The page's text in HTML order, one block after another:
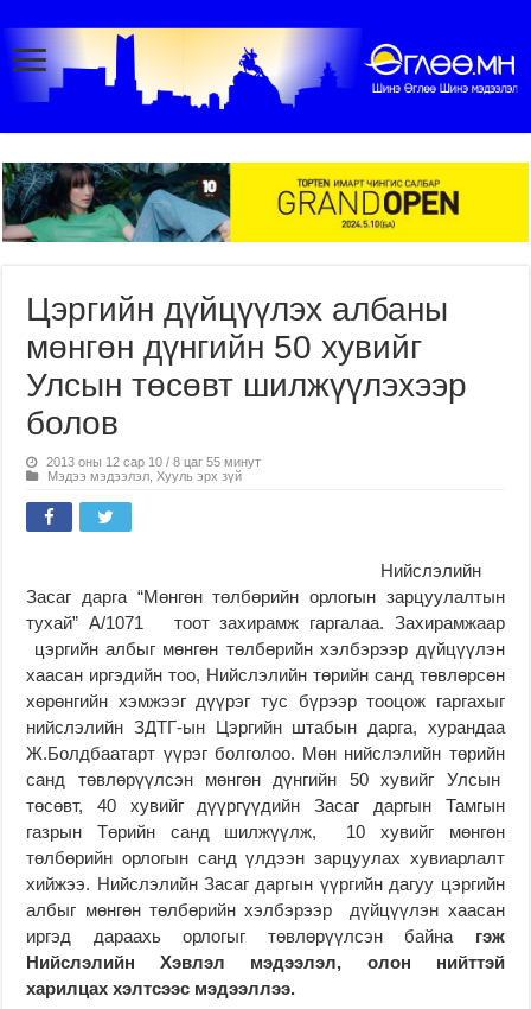
Цэргийн дүйцүүлэх албаны
мөнгөн дүнгийн 50 хувийг
Улсын төсөвт шилжүүлэхээр
болов
2013 оны 12 сар 10 / 8 цаг 55 минут
Мэдээ мэдээлэл ,Хууль эрх зүй
Нийслэлийн
Засаг дарга “Мөнгөн төлбөрийн орлогын зарцуулалтын
тухай” А/1071 тоот захирамж гаргалаа. Захирамжаар
цэргийн албыг мөнгөн төлбөрийн хэлбэрээр дүйцүүлэн
хаасан иргэдийн тоо, Нийслэлийн төрийн санд төвлөрсөн
хөрөнгийн хэмжээг дүүрэг тус бүрээр тооцож гаргахыг
нийслэлийн ЗДТГ-ын Цэргийн штабын дарга, хурандаа
Ж.Болдбаатарт үүрэг болголоо. Мөн нийслэлийн төрийн
санд төвлөрүүлсэн мөнгөн дүнгийн 50 хувийг Улсын
төсөвт, 40 хувийг дүүргүүдийн Засаг даргын Тамгын
газрын Төрийн санд шилжүүлж, 10 хувийг мөнгөн
төлбөрийн орлогын санд үлдээн зарцуулах хувиарлалт
хийжээ. Нийслэлийн Засаг даргын үүргийн дагуу цэргийн
албыг мөнгөн төлбөрийн хэлбэрээр дүйцүүлэн хаасан
иргэд дараахь орлогыг төвлөрүүлсэн байна гэж
Нийслэлийн Хэвлэл мэдээлэл, олон нийттэй
харилцах хэлтсээс мэдээллээ.